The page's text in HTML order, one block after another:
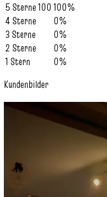
5 Sterne100 100%
4 Sterne
0%
3 Sterne
0%
2 Sterne
0%
1 Stern
0%
Kundenbilder